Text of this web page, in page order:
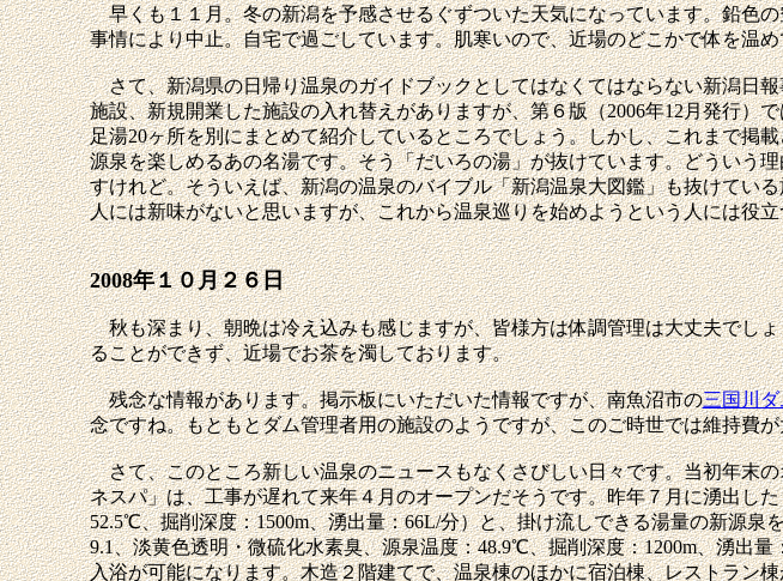
早くも１１月。冬の新潟を予感させるぐずついた天気になっています。鉛色
事情により中止。自宅で過ごしています。肌寒いので、近場のどこかで体を温
さて、新潟県の日帰り温泉のガイドブックとしてはなくてはならない新潟日
施設、新規開業した施設の入れ替えがありますが、第６版（2006年12月発行）
足湯20ヶ所を別にまとめて紹介しているところでしょう。しかし、これまで掲
源泉を楽しめるあの名湯です。そう「だいろの湯」が抜けています。どういう
すけれど。そういえば、新潟の温泉のバイブル「新潟温泉大図鑑」も抜けてい
人には新味がないと思いますが、これから温泉巡りを始めようという人には役
2008年１０月２６日
秋も深まり、朝晩は冷え込みも感じますが、皆様方は体調管理は大丈夫でし
ることができず、近場でお茶を濁しております。
残念な情報があります。掲示板にいただいた情報ですが、南魚沼市の三国川
念ですね。もともとダム管理者用の施設のようですが、このご時世では維持費
さて、このところ新しい温泉のニュースもなくさびしい日々です。当初年末
ネスパ」は、工事が遅れて来年４月のオープンだそうです。昨年７月に湧出し
52.5℃、掘削深度：1500m、湧出量：66L/分）と、掛け流しできる湯量の新源
9.1、淡黄色透明・微硫化水素臭、源泉温度：48.9℃、掘削深度：1200m、湧出
入浴が可能になります。木造２階建てで、温泉棟のほかに宿泊棟、レストラン